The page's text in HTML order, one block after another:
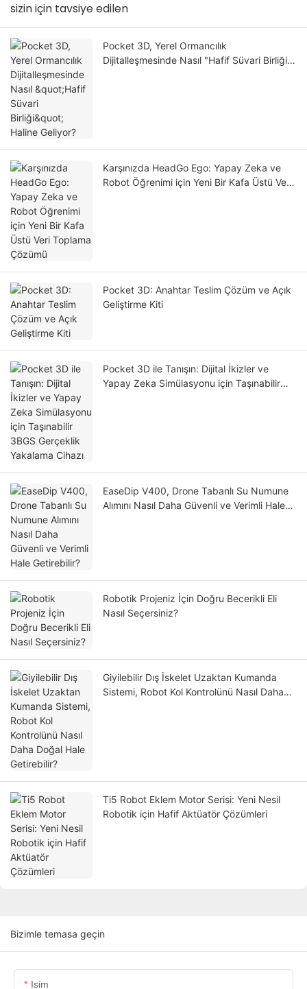
sizin için tavsiye edilen
Pocket 3D, Yerel Ormancılık
Dijitalleşmesinde Nasıl "Hafif Süvari Birliği"
Karşınızda HeadGo Ego: Yapay Zeka ve
Robot Öğrenimi için Yeni Bir Kafa Üstü Veri
Pocket 3D: Anahtar Teslim Çözüm ve Açık
Geliştirme Kiti
Pocket 3D ile Tanışın: Dijital İkizler ve
Yapay Zeka Simülasyonu için Taşınabilir
EaseDip V400, Drone Tabanlı Su Numune
Alımını Nasıl Daha Güvenli ve Verimli Hale
Robotik Projeniz İçin Doğru Becerikli Eli
Nasıl Seçersiniz?
Giyilebilir Dış İskelet Uzaktan Kumanda
Sistemi, Robot Kol Kontrolünü Nasıl Daha
Ti5 Robot Eklem Motor Serisi: Yeni Nesil
Robotik için Hafif Aktüatör Çözümleri
Bizimle temasa geçin
Isim